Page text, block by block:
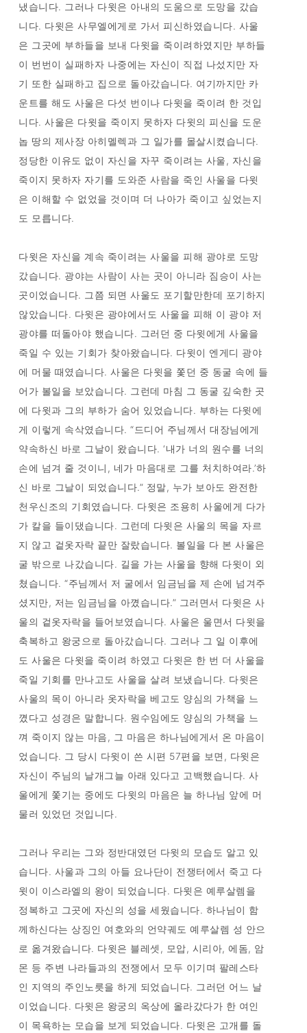
냈습니다. 그러나 다윗은 아내의 도움으로 도망을 갔습
니다. 다윗은 사무엘에게로 가서 피신하였습니다. 사울
은 그곳에 부하들을 보내 다윗을 죽이려하였지만 부하들
이 번번이 실패하자 나중에는 자신이 직접 나섰지만 자
기 또한 실패하고 집으로 돌아갔습니다. 여기까지만 카
운트를 해도 사울은 다섯 번이나 다윗을 죽이려 한 것입
니다. 사울은 다윗을 죽이지 못하자 다윗의 피신을 도운
놉 땅의 제사장 아히멜렉과 그 일가를 몰살시켰습니다.
정당한 이유도 없이 자신을 자꾸 죽이려는 사울, 자신을
죽이지 못하자 자기를 도와준 사람을 죽인 사울을 다윗
은 이해할 수 없었을 것이며 더 나아가 죽이고 싶었는지
도 모릅니다.
다윗은 자신을 계속 죽이려는 사울을 피해 광야로 도망
갔습니다. 광야는 사람이 사는 곳이 아니라 짐승이 사는
곳이었습니다. 그쯤 되면 사울도 포기할만한데 포기하지
않았습니다. 다윗은 광야에서도 사울을 피해 이 광야 저
광야를 떠돌아야 했습니다. 그러던 중 다윗에게 사울을
죽일 수 있는 기회가 찾아왔습니다. 다윗이 엔게디 광야
에 머물 때였습니다. 사울은 다윗을 쫓던 중 동굴 속에 들
어가 볼일을 보았습니다. 그런데 마침 그 동굴 깊숙한 곳
에 다윗과 그의 부하가 숨어 있었습니다. 부하는 다윗에
게 이렇게 속삭였습니다. “드디어 주님께서 대장님에게
약속하신 바로 그날이 왔습니다. ‘내가 너의 원수를 너의
손에 넘겨 줄 것이니, 네가 마음대로 그를 처치하여라.’하
신 바로 그날이 되었습니다.” 정말, 누가 보아도 완전한
천우신조의 기회였습니다. 다윗은 조용히 사울에게 다가
가 칼을 들이댔습니다. 그런데 다윗은 사울의 목을 자르
지 않고 겉옷자락 끝만 잘랐습니다. 볼일을 다 본 사울은
굴 밖으로 나갔습니다. 길을 가는 사울을 향해 다윗이 외
쳤습니다. “주님께서 저 굴에서 임금님을 제 손에 넘겨주
셨지만, 저는 임금님을 아꼈습니다.” 그러면서 다윗은 사
울의 겉옷자락을 들어보였습니다. 사울은 울면서 다윗을
축복하고 왕궁으로 돌아갔습니다. 그러나 그 일 이후에
도 사울은 다윗을 죽이려 하였고 다윗은 한 번 더 사울을
죽일 기회를 만나고도 사울을 살려 보냈습니다. 다윗은
사울의 목이 아니라 옷자락을 베고도 양심의 가책을 느
꼈다고 성경은 말합니다. 원수임에도 양심의 가책을 느
껴 죽이지 않는 마음, 그 마음은 하나님에게서 온 마음이
었습니다. 그 당시 다윗이 쓴 시편 57편을 보면, 다윗은
자신이 주님의 날개그늘 아래 있다고 고백했습니다. 사
울에게 쫓기는 중에도 다윗의 마음은 늘 하나님 앞에 머
물러 있었던 것입니다.
그러나 우리는 그와 정반대였던 다윗의 모습도 알고 있
습니다. 사울과 그의 아들 요나단이 전쟁터에서 죽고 다
윗이 이스라엘의 왕이 되었습니다. 다윗은 예루살렘을
정복하고 그곳에 자신의 성을 세웠습니다. 하나님이 함
께하신다는 상징인 여호와의 언약궤도 예루살렘 성 안으
로 옮겨왔습니다. 다윗은 블레셋, 모압, 시리아, 에돔, 암
몬 등 주변 나라들과의 전쟁에서 모두 이기며 팔레스타
인 지역의 주인노릇을 하게 되었습니다. 그러던 어느 날
이었습니다. 다윗은 왕궁의 옥상에 올라갔다가 한 여인
이 목욕하는 모습을 보게 되었습니다. 다윗은 고개를 돌